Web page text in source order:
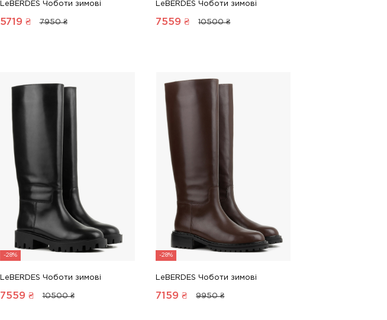
LeBERDES Чоботи зимові
5719 ₴ 7950 ₴
LeBERDES Чоботи зимові
7559 ₴ 10500 ₴
-28%
LeBERDES Чоботи зимові
7559 ₴ 10500 ₴
-28%
LeBERDES Чоботи зимові
7159 ₴ 9950 ₴